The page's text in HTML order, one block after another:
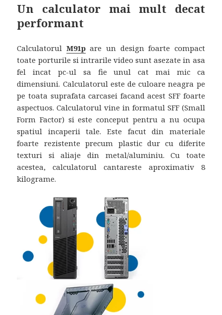
Un calculator mai mult decat
performant
Calculatorul M91pare un design foarte compact
toate porturile si intrarile video sunt asezate in asa
fel incat pc-ul sa fie unul cat mai mic ca
dimensiuni. Calculatorul este de culoare neagra pe
pe toata suprafata carcasei facand acest SFF foarte
aspectuos. Calculatorul vine in formatul SFF (Small
Form Factor) si este conceput pentru a nu ocupa
spatiul incaperii tale. Este facut din materiale
foarte rezistente precum plastic dur cu diferite
texturi si aliaje din metal/aluminiu. Cu toate
acestea, calculatorul cantareste aproximativ 8
kilograme.